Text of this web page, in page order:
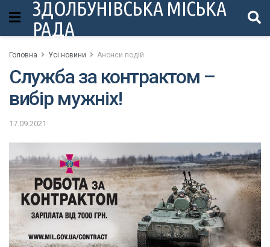
ЗДОЛБУНІВСЬКА МІСЬКА
РАДА
Головна Усі новини Анонси подій
Служба за контрактом –
вибір мужніх!
17.09.2021